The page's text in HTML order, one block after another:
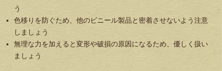
う
色移りを防ぐため、他のビニール製品と密着させないよう注意
しましょう
無理な力を加えると変形や破損の原因になるため、優しく扱い
ましょう